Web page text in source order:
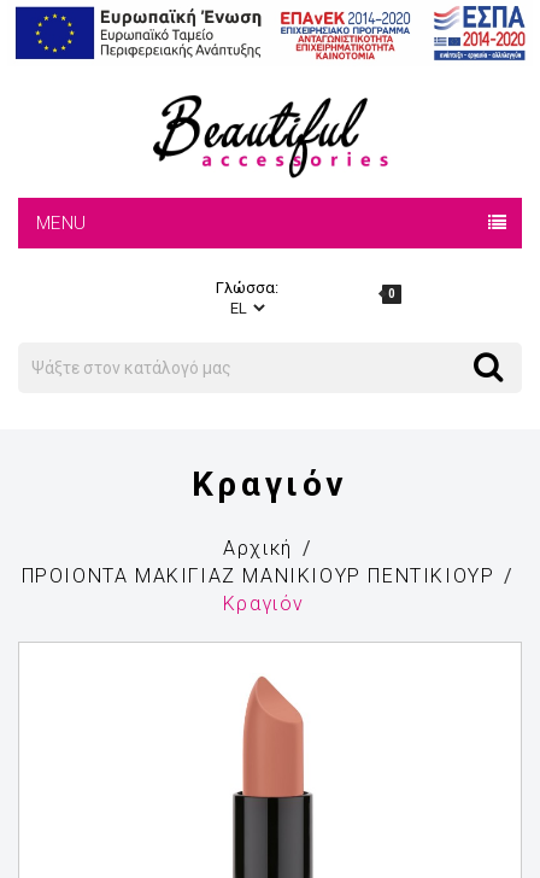
MENU
Γλώσσα: 0
Search
Κραγιόν
Αρχική
ΠΡΟΙΟΝΤΑ ΜΑΚΙΓΙΑΖ ΜΑΝΙΚΙΟΥΡ ΠΕΝΤΙΚΙΟΥΡ
Κραγιόν